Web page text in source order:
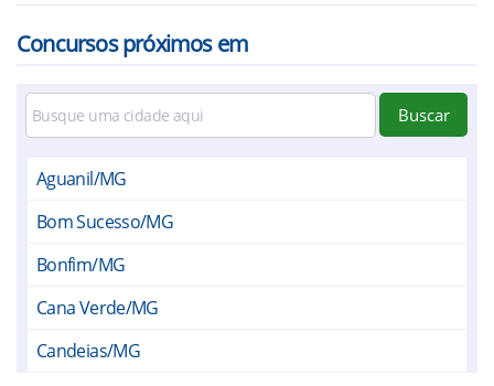
Concursos próximos em
Buscar
Aguanil/MG
Bom Sucesso/MG
Bonfim/MG
Cana Verde/MG
Candeias/MG